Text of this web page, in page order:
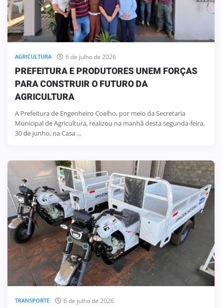
AGRICULTURA 6 de julho de 2026
PREFEITURA E PRODUTORES UNEM FORÇAS
PARA CONSTRUIR O FUTURO DA
AGRICULTURA
A Prefeitura de Engenheiro Coelho, por meio da Secretaria
Municipal de Agricultura, realizou na manhã desta segunda-feira,
30 de junho, na Casa ...
TRANSPORTE 6 de julho de 2026